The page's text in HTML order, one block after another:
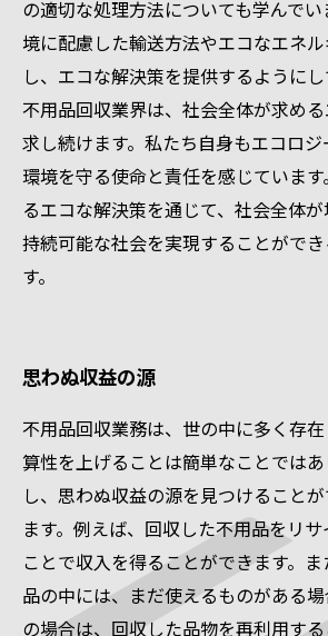
の適切な処理方法についても学んで
境に配慮した輸送方法やエコなエネ
し、エコな解決策を提供するように
不用品回収業界は、社会全体が求め
求し続けます。私たち自身もエコロ
環境を守る使命と責任を感じていま
るエコな解決策を通じて、社会全体が
持続可能な社会を実現することがで
す。
思わぬ収益の源
不用品回収業務は、世の中に多く存
算性を上げることは簡単なことでは
し、思わぬ収益の源を見つけること
ます。例えば、回収した不用品をリ
ことで収入を得ることができます。
品の中には、まだ使えるものがある
の場合は、回収した品物を再利用す